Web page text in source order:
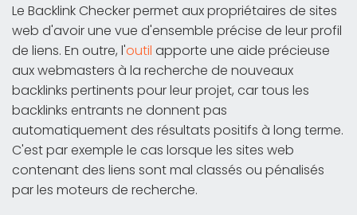
Le Backlink Checker permet aux propriétaires de sites
web d'avoir une vue d'ensemble précise de leur profil
de liens. En outre, l'outil apporte une aide précieuse
aux webmasters à la recherche de nouveaux
backlinks pertinents pour leur projet, car tous les
backlinks entrants ne donnent pas
automatiquement des résultats positifs à long terme.
C'est par exemple le cas lorsque les sites web
contenant des liens sont mal classés ou pénalisés
par les moteurs de recherche.